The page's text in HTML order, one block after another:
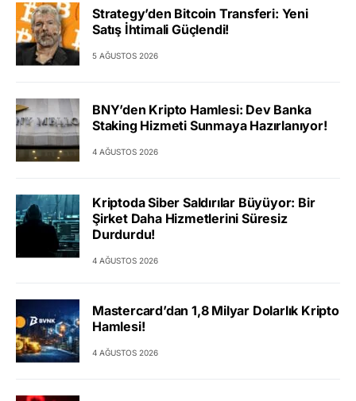
Strategy’den Bitcoin Transferi: Yeni
Satış İhtimali Güçlendi!
5 AĞUSTOS 2026
BNY’den Kripto Hamlesi: Dev Banka
Staking Hizmeti Sunmaya Hazırlanıyor!
4 AĞUSTOS 2026
Kriptoda Siber Saldırılar Büyüyor: Bir
Şirket Daha Hizmetlerini Süresiz
Durdurdu!
4 AĞUSTOS 2026
Mastercard’dan 1,8 Milyar Dolarlık Kripto
Hamlesi!
4 AĞUSTOS 2026